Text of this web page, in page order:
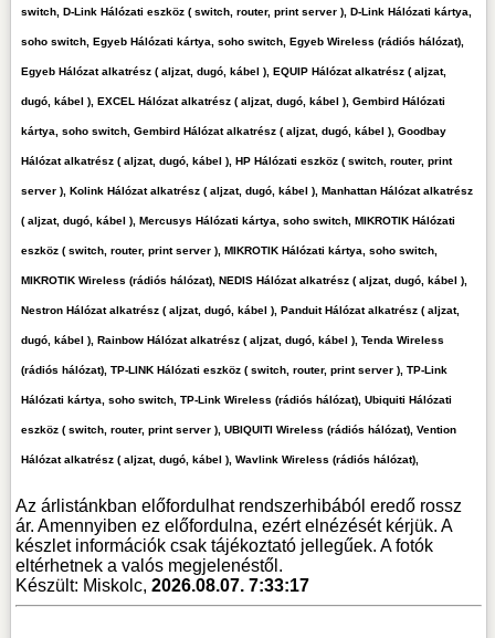
switch, D-Link Hálózati eszköz ( switch, router, print server ), D-Link Hálózati kártya,
soho switch, Egyeb Hálózati kártya, soho switch, Egyeb Wireless (rádiós hálózat),
Egyeb Hálózat alkatrész ( aljzat, dugó, kábel ), EQUIP Hálózat alkatrész ( aljzat,
dugó, kábel ), EXCEL Hálózat alkatrész ( aljzat, dugó, kábel ), Gembird Hálózati
kártya, soho switch, Gembird Hálózat alkatrész ( aljzat, dugó, kábel ), Goodbay
Hálózat alkatrész ( aljzat, dugó, kábel ), HP Hálózati eszköz ( switch, router, print
server ), Kolink Hálózat alkatrész ( aljzat, dugó, kábel ), Manhattan Hálózat alkatrész
( aljzat, dugó, kábel ), Mercusys Hálózati kártya, soho switch, MIKROTIK Hálózati
eszköz ( switch, router, print server ), MIKROTIK Hálózati kártya, soho switch,
MIKROTIK Wireless (rádiós hálózat), NEDIS Hálózat alkatrész ( aljzat, dugó, kábel ),
Nestron Hálózat alkatrész ( aljzat, dugó, kábel ), Panduit Hálózat alkatrész ( aljzat,
dugó, kábel ), Rainbow Hálózat alkatrész ( aljzat, dugó, kábel ), Tenda Wireless
(rádiós hálózat), TP-LINK Hálózati eszköz ( switch, router, print server ), TP-Link
Hálózati kártya, soho switch, TP-Link Wireless (rádiós hálózat), Ubiquiti Hálózati
eszköz ( switch, router, print server ), UBIQUITI Wireless (rádiós hálózat), Vention
Hálózat alkatrész ( aljzat, dugó, kábel ), Wavlink Wireless (rádiós hálózat),
Az árlistánkban előfordulhat rendszerhibából eredő rossz
ár. Amennyiben ez előfordulna, ezért elnézését kérjük. A
készlet információk csak tájékoztató jellegűek. A fotók
eltérhetnek a valós megjelenéstől.
Készült: Miskolc,2026.08.07. 7:33:17